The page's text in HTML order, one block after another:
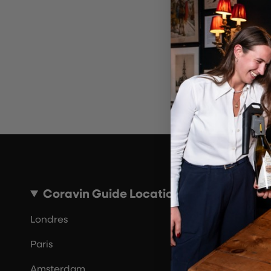
~10 MINUTES
Coravin Guide Locations
Londres
Paris
Amsterdam